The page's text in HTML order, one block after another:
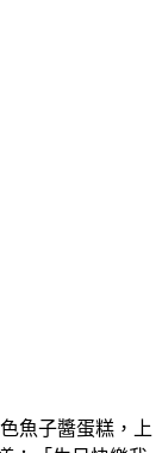
魚子醬蛋糕，上